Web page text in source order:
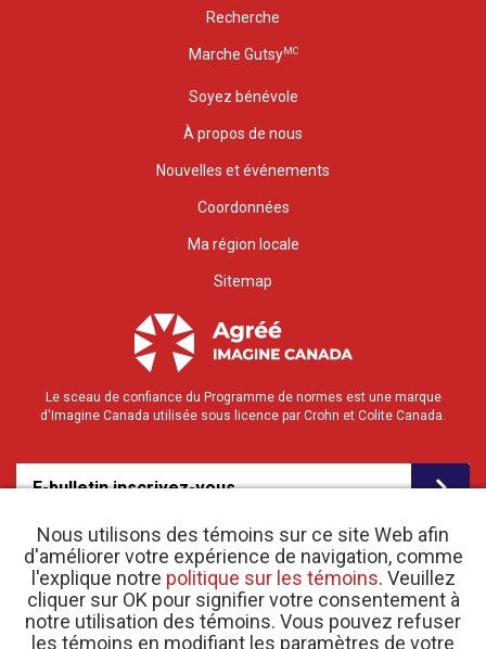
Nous utilisons des témoins sur ce site Web afin
d'améliorer votre expérience de navigation, comme
l'explique notre politique sur les témoins. Veuillez
cliquer sur OK pour signifier votre consentement à
notre utilisation des témoins. Vous pouvez refuser
les témoins en modifiant les paramètres de votre
Recherche
Marche GutsyMC
Soyez bénévole
À propos de nous
Nouvelles et événements
Coordonnées
Ma région locale
Sitemap
Le sceau de confiance du Programme de normes est une marque
d'Imagine Canada utilisée sous licence par Crohn et Colite Canada.
E-bulletin inscrivez-vous